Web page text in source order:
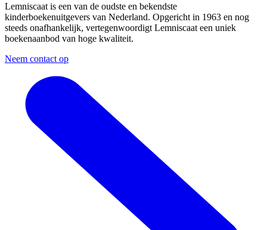
Lemniscaat is een van de oudste en bekendste
kinderboekenuitgevers van Nederland. Opgericht in 1963 en nog
steeds onafhankelijk, vertegenwoordigt Lemniscaat een uniek
boekenaanbod van hoge kwaliteit.
Neem contact op